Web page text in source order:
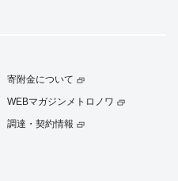
寄附金について
WEBマガジンメトロノワ
調達・契約情報